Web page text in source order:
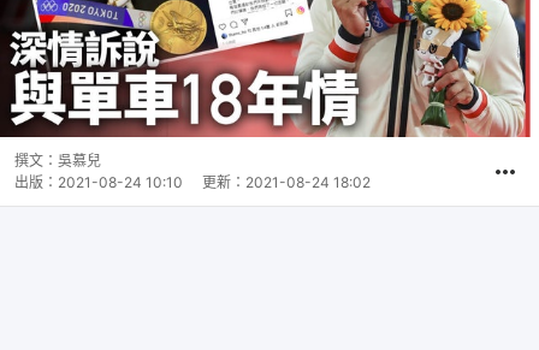
撰文： 吳慕兒
出版： 2021-08-24 10:10 更新： 2021-08-24 18:02